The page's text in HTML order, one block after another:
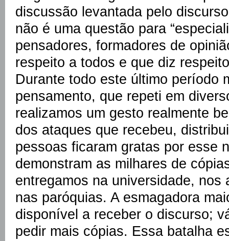
discussão levantada pelo
não é uma questão para
pensadores, formadores de
respeito a todos e que diz
Durante todo este último período
pensamento, que repeti em
realizamos um gesto realmente
dos ataques que recebeu,
pessoas ficaram gratas por esse
demonstram as milhares de
entregamos na universidade, nos
nas paróquias. A esmagadora
disponível a receber o discurso;
pedir mais cópias. Essa batalha